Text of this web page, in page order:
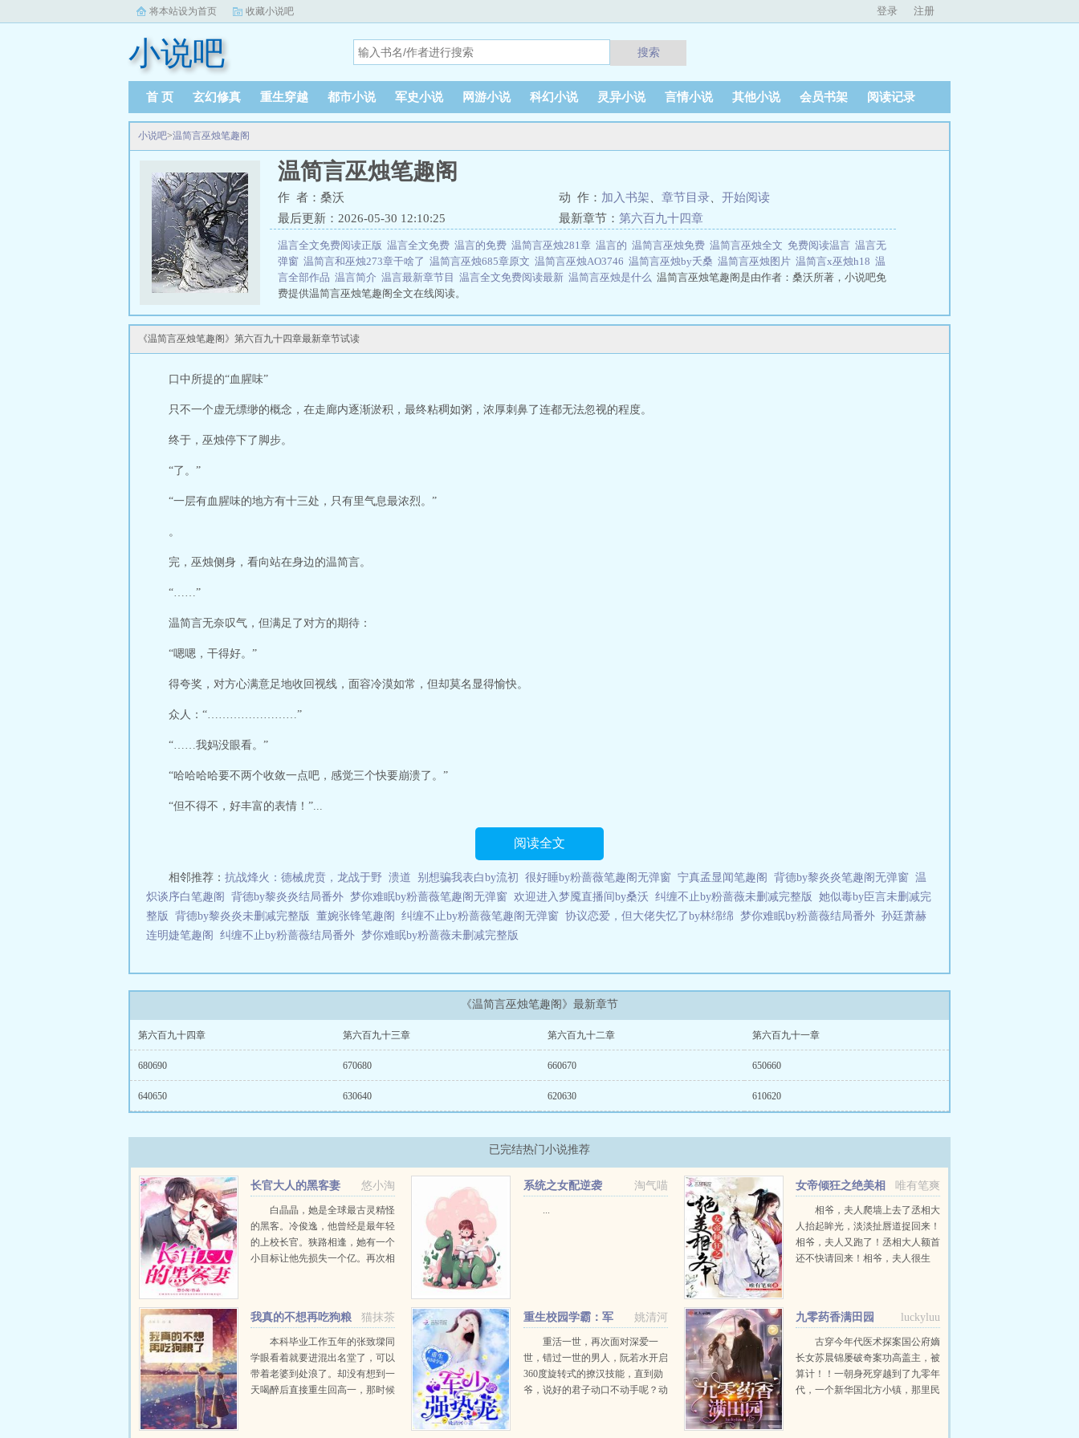
将本站设为首页 收藏小说吧 登录 注册
小说吧 搜索
首 页 玄幻修真 重生穿越 都市小说 军史小说 网游小说 科幻小说 灵异小说 言情小说 其他小说 会员书架 阅读记录
小说吧>温简言巫烛笔趣阁
温简言巫烛笔趣阁
作 者：桑沃 动 作： 加入书架 章节目录
开始阅读
最后更新：2026-05-30 12:10:25
最新章节： 第六百九十四章
温言全文免费阅读正版 温言全文免费 温言的免费 温简言巫烛281章 温言的 温简言巫烛免费 温简言巫烛全文 免费阅读温言 温言无
弹窗 温简言和巫烛273章干啥了 温简言巫烛685章原文 温简言巫烛AO3746 温简言巫烛by夭桑 温简言巫烛图片 温简言x巫烛h18 温
言全部作品 温言简介 温言最新章节目 温言全文免费阅读最新 温简言巫烛是什么 温简言巫烛笔趣阁是由作者：桑沃所著，小说吧免
费提供温简言巫烛笔趣阁全文在线阅读。
《温简言巫烛笔趣阁》第六百九十四章最新章节试读
口中所提的“血腥味”
只不一个虚无缥缈的概念，在走廊内逐渐淤积，最终粘稠如粥，浓厚刺鼻了连都无法忽视的程度。
终于，巫烛停下了脚步。
“了。”
“一层有血腥味的地方有十三处，只有里气息最浓烈。”
。
完，巫烛侧身，看向站在身边的温简言。
“……”
温简言无奈叹气，但满足了对方的期待：
“嗯嗯，干得好。”
得夸奖，对方心满意足地收回视线，面容冷漠如常，但却莫名显得愉快。
众人：“……………………”
“……我妈没眼看。”
“哈哈哈哈要不两个收敛一点吧，感觉三个快要崩溃了。”
“但不得不，好丰富的表情！”...
阅读全文
相邻推荐： 抗战烽火：德械虎贲，龙战于野 溃道 别想骗我表白by流初 很好睡by粉蔷薇笔趣阁无弹窗 宁真孟显闻笔趣阁 背德by黎炎炎笔趣阁无弹窗 温
炽谈序白笔趣阁
背德by黎炎炎结局番外 梦你难眠by粉蔷薇笔趣阁无弹窗 欢迎进入梦魇直播间by桑沃 纠缠不止by粉蔷薇未删减完整版
她似毒by臣言未删减完
整版
背德by黎炎炎未删减完整版 董婉张锋笔趣阁 纠缠不止by粉蔷薇笔趣阁无弹窗 协议恋爱，但大佬失忆了by林绵绵 梦你难眠by粉蔷薇结局番外 孙廷萧赫
连明婕笔趣阁
纠缠不止by粉蔷薇结局番外 梦你难眠by粉蔷薇未删减完整版
《温简言巫烛笔趣阁》最新章节
第六百九十四章 第六百九十三章 第六百九十二章 第六百九十一章
680690 670680 660670 650660
640650 630640 620630 610620
已完结热门小说推荐
悠小淘
长官大人的黑客妻
白晶晶，她是全球最古灵精怪
的黑客。冷俊逸，他曾经是最年轻
的上校长官。狭路相逢，她有一个
小目标让他先损失一个亿。再次相
依，我爱你，原来从我还是...
淘气喵
系统之女配逆袭
...
唯有笔爽
女帝倾狂之绝美相
相爷，夫人爬墙上去了丞相大
人抬起眸光，淡淡扯唇道捉回来！
相爷，夫人又跑了！丞相大人额首
还不快请回来！相爷，夫人很生
猫抹茶
我真的不想再吃狗粮
本科毕业工作五年的张致墚同
学眼看着就要进混出名堂了，可以
带着老婆到处浪了。却没有想到一
天喝醉后直接重生回高一，那时候
姚清河
重生校园学霸：军
少，强势宠
重活一世，再次面对深爱一
世，错过一世的男人，阮若水开启
360度旋转式的撩汉技能，直到勋
爷，说好的君子动口不动手呢？动
luckyluu
九零药香满田园
古穿今年代医术探案国公府嫡
长女苏晨锦屡破奇案功高盖主，被
算计！！一朝身死穿越到了九零年
代，一个新华国北方小镇，那里民